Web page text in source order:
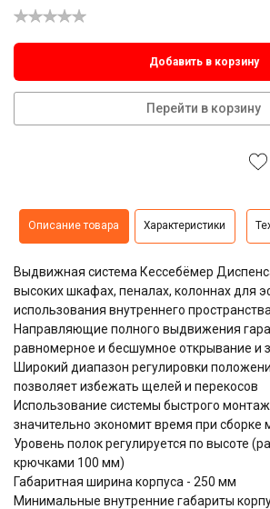
Добавить в корзину
Перейти в корзину
Описание товара Характеристики
Выдвижная система Кессебёмер
высоких шкафах, пеналах, колоннах для
использования внутреннего пространства
Направляющие полного выдвижения
равномерное и бесшумное открывание и
Широкий диапазон регулировки
позволяет избежать щелей и перекосов
Использование системы быстрого
значительно экономит время при сборке
Уровень полок регулируется по высоте
крючками 100 мм)
Габаритная ширина корпуса - 250 мм
Минимальные внутренние габариты